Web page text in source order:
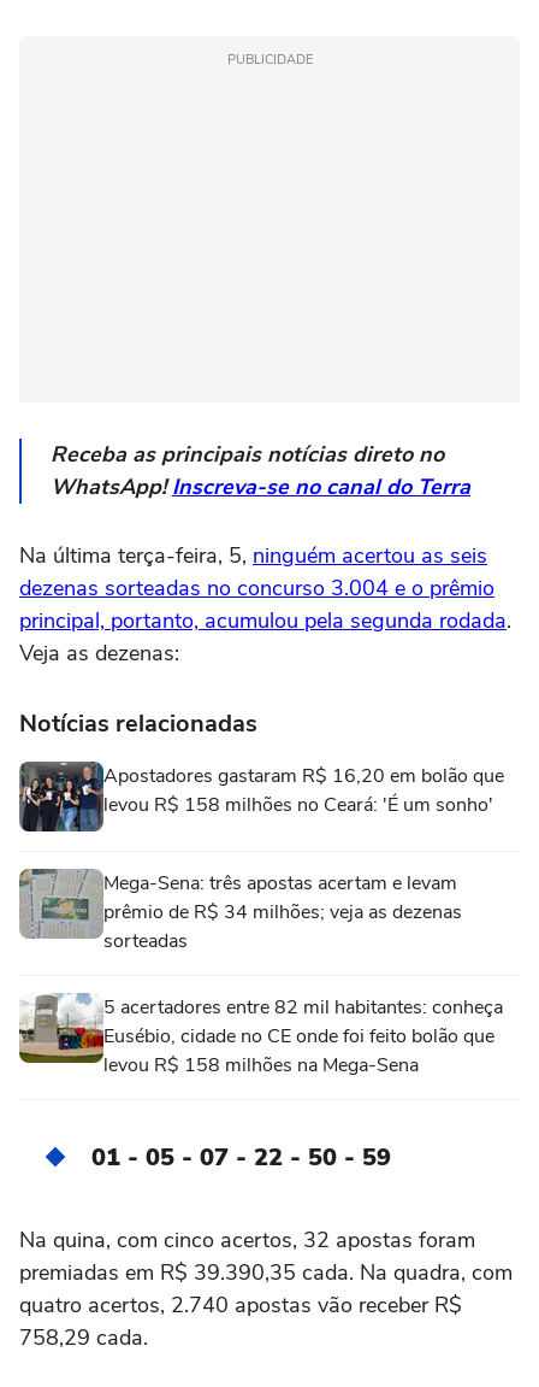
PUBLICIDADE
Receba as principais notícias direto no
WhatsApp!Inscreva-se no canal do Terra
Na última terça-feira, 5, ninguém acertou as seis
dezenas sorteadas no concurso 3.004 e o prêmio
principal, portanto, acumulou pela segunda rodada.
Veja as dezenas:
Notícias relacionadas
Apostadores gastaram R$ 16,20 em bolão que
levou R$ 158 milhões no Ceará: 'É um sonho'
Mega-Sena: três apostas acertam e levam
prêmio de R$ 34 milhões; veja as dezenas
sorteadas
5 acertadores entre 82 mil habitantes: conheça
Eusébio, cidade no CE onde foi feito bolão que
levou R$ 158 milhões na Mega-Sena
01 - 05 - 07 - 22 - 50 - 59
Na quina, com cinco acertos, 32 apostas foram
premiadas em R$ 39.390,35 cada. Na quadra, com
quatro acertos, 2.740 apostas vão receber R$
758,29 cada.